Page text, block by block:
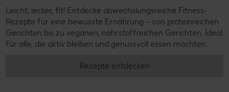
Leicht, lecker, fit! Entdecke abwechslungsreiche Fitness-
Rezepte für eine bewusste Ernährung – von proteinreichen
Gerichten bis zu veganen, nährstoffreichen Gerichten. Ideal
für alle, die aktiv bleiben und genussvoll essen möchten.
Rezepte entdecken